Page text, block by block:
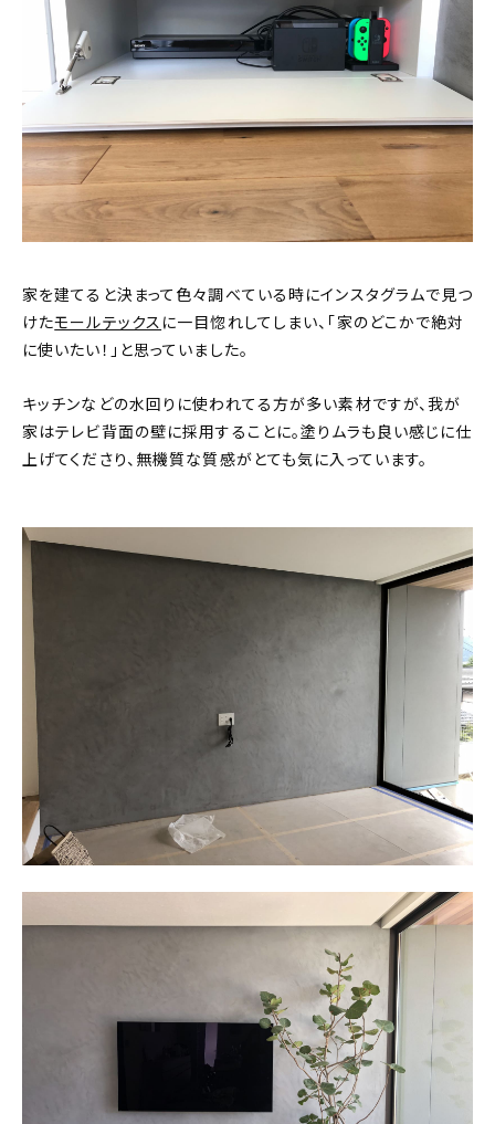
家を建てると決まって色々調べている時にインスタグラムで見つ
けたモールテックス に一目惚れしてしまい、「家のどこかで絶対
に使いたい！」と思っていました。
キッチンなどの水回りに使われてる方が多い素材ですが、我が
家はテレビ背面の壁に採用することに。塗りムラも良い感じに仕
上げてくださり、無機質な質感がとても気に入っています。